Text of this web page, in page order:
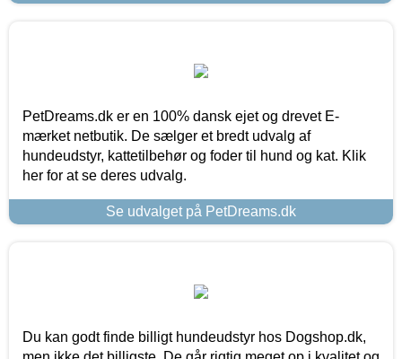
PetDreams.dk er en 100% dansk ejet og drevet E-
mærket netbutik. De sælger et bredt udvalg af
hundeudstyr, kattetilbehør og foder til hund og kat. Klik
her for at se deres udvalg.
Se udvalget på PetDreams.dk
Du kan godt finde billigt hundeudstyr hos Dogshop.dk,